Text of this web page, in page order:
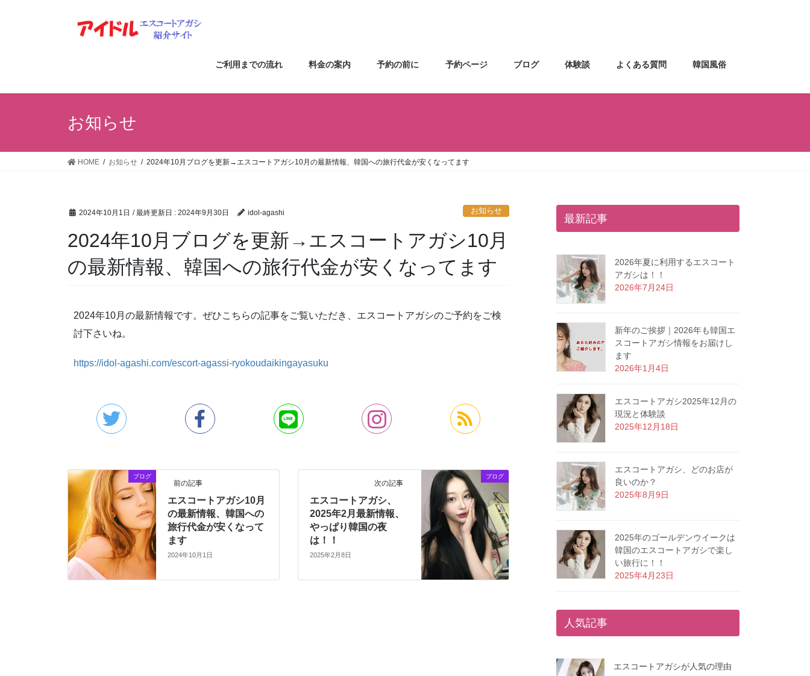
移
ン
ご利用までの流れ 料金の案内 予約の前に 予約ページ ブログ 体験談 よくある質問 韓国風俗
お知らせ
HOME お知らせ 2024年10月ブログを更新→エスコートアガシ10月の最新情報、韓国への旅行代金が安くなってます
2024年10月1日 / 最終更新日 : 2024年9月30日 idol-agashi お知らせ
2024年10月ブログを更新→エスコートアガシ10月
の最新情報、韓国への旅行代金が安くなってます
2024年10月の最新情報です。ぜひこちらの記事をご覧いただき、エスコートアガシのご予約をご検
討下さいね。
https://idol-agashi.com/escort-agassi-ryokoudaikingayasuku
ブログ
前の記事
エスコートアガシ10月
の最新情報、韓国への
旅行代金が安くなって
ます
2024年10月1日
ブログ
次の記事
エスコートアガシ、
2025年2月最新情報、
やっぱり韓国の夜
は！！
2025年2月8日
最新記事
2026年夏に利用するエスコート
アガシは！！
2026年7月24日
新年のご挨拶｜2026年も韓国エ
スコートアガシ情報をお届けし
ます
2026年1月4日
エスコートアガシ2025年12月の
現況と体験談
2025年12月18日
エスコートアガシ、どのお店が
良いのか？
2025年8月9日
2025年のゴールデンウイークは
韓国のエスコートアガシで楽し
い旅行に！！
2025年4月23日
人気記事
エスコートアガシが人気の理由